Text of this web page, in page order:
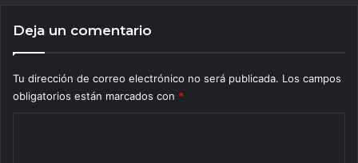
Deja un comentario
Tu dirección de correo electrónico no será publicada. Los campos
obligatorios están marcados con *